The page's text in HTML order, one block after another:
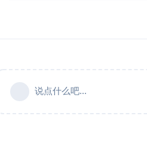
说点什么吧...